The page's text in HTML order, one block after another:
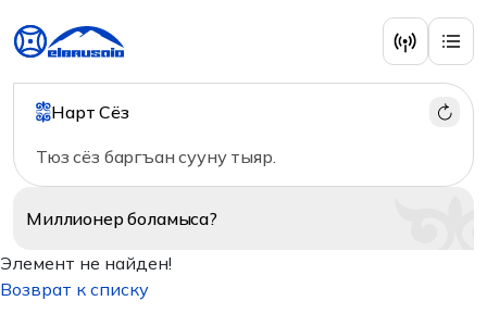
Нарт Сёз
Тюз сёз баргъан сууну тыяр.
Миллионерболамыса?
Элемент не найден!
Возврат к списку